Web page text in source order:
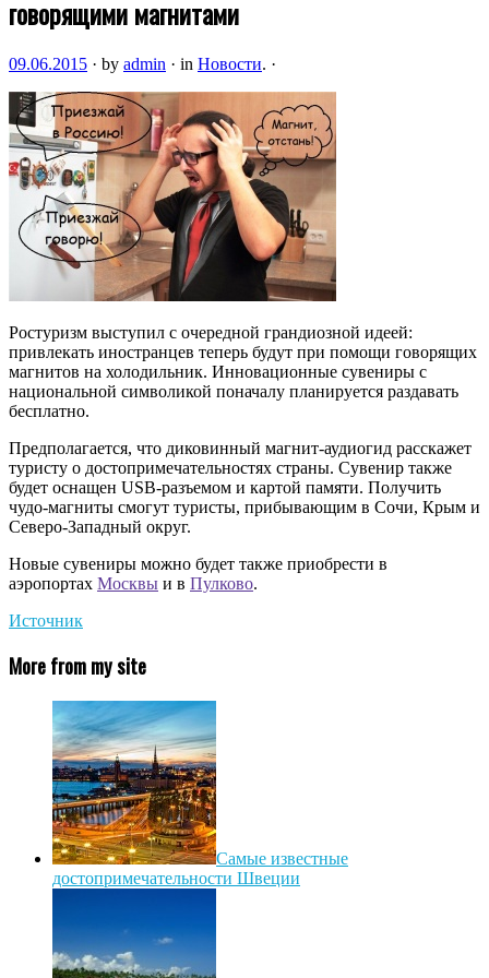
говорящими магнитами
09.06.2015 · by admin · in Новости. ·
Ростуризм выступил с очередной грандиозной идеей:
привлекать иностранцев теперь будут при помощи говорящих
магнитов на холодильник. Инновационные сувениры с
национальной символикой поначалу планируется раздавать
бесплатно.
Предполагается, что диковинный магнит-аудиогид расскажет
туристу о достопримечательностях страны. Сувенир также
будет оснащен USB-разъемом и картой памяти. Получить
чудо-магниты смогут туристы, прибывающим в Сочи, Крым и
Северо-Западный округ.
Новые сувениры можно будет также приобрести в
аэропортах Москвы и в Пулково.
Источник
More from my site
Самые известные
достопримечательности Швеции